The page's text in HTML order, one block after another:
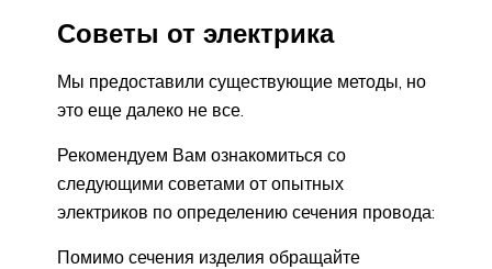
Советы от электрика
Мы предоставили существующие методы, но
это еще далеко не все.
Рекомендуем Вам ознакомиться со
следующими советами от опытных
электриков по определению сечения провода:
Помимо сечения изделия обращайте